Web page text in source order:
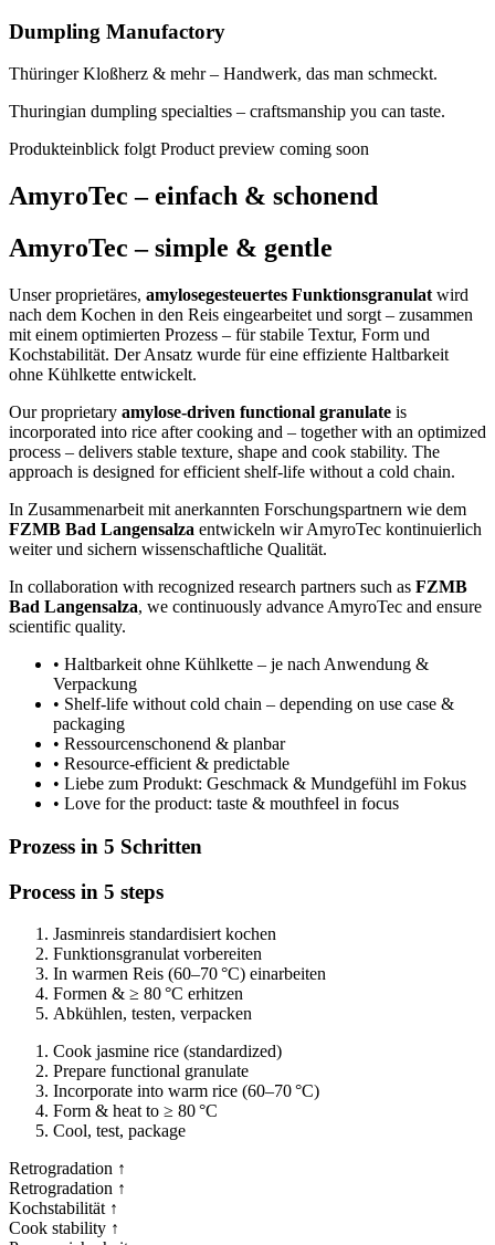
Dumpling Manufactory
Thüringer Kloßherz & mehr – Handwerk, das man schmeckt.
Thuringian dumpling specialties – craftsmanship you can taste.
Produkteinblick folgt Product preview coming soon
AmyroTec – einfach & schonend
AmyroTec – simple & gentle
Unser proprietäres, amylosegesteuertes Funktionsgranulat wird
nach dem Kochen in den Reis eingearbeitet und sorgt – zusammen
mit einem optimierten Prozess – für stabile Textur, Form und
Kochstabilität. Der Ansatz wurde für eine effiziente Haltbarkeit
ohne Kühlkette entwickelt.
Our proprietary amylose-driven functional granulate is
incorporated into rice after cooking and – together with an optimized
process – delivers stable texture, shape and cook stability. The
approach is designed for efficient shelf-life without a cold chain.
In Zusammenarbeit mit anerkannten Forschungspartnern wie dem
FZMB Bad Langensalza entwickeln wir AmyroTec kontinuierlich
weiter und sichern wissenschaftliche Qualität.
In collaboration with recognized research partners such as FZMB
Bad Langensalza, we continuously advance AmyroTec and ensure
scientific quality.
• Haltbarkeit ohne Kühlkette – je nach Anwendung &
Verpackung
• Shelf-life without cold chain – depending on use case &
packaging
• Ressourcenschonend & planbar
• Resource-efficient & predictable
• Liebe zum Produkt: Geschmack & Mundgefühl im Fokus
• Love for the product: taste & mouthfeel in focus
Prozess in 5 Schritten
Process in 5 steps
Jasminreis standardisiert kochen
Funktionsgranulat vorbereiten
In warmen Reis (60–70 °C) einarbeiten
Formen & ≥ 80 °C erhitzen
Abkühlen, testen, verpacken
Cook jasmine rice (standardized)
Prepare functional granulate
Incorporate into warm rice (60–70 °C)
Form & heat to ≥ 80 °C
Cool, test, package
Retrogradation ↑
Retrogradation ↑
Kochstabilität ↑
Cook stability ↑